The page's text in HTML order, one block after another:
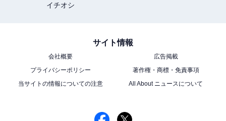
イチオシ
サイト情報
会社概要
広告掲載
プライバシーポリシー
著作権・商標・免責事項
当サイトの情報についての注意
All About ニュースについて